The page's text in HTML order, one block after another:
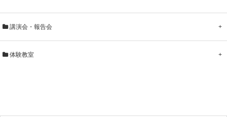
+
講演会・報告会
+
体験教室